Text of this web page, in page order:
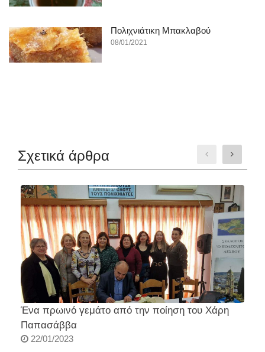
Πολιχνιάτικη Μπακλαβού
08/01/2021
Σχετικά άρθρα
Ένα πρωινό γεμάτο από την ποίηση του Χάρη
Παπασάββα
22/01/2023